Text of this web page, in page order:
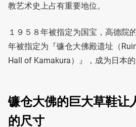
教艺术史上占有重要地位。
１９５８年被指定为国宝，高德院
年被指定为『镰仓大佛殿遗址（
Hall of Kamakura）』，成为日本的
镰仓大佛的巨大草鞋让
的尺寸